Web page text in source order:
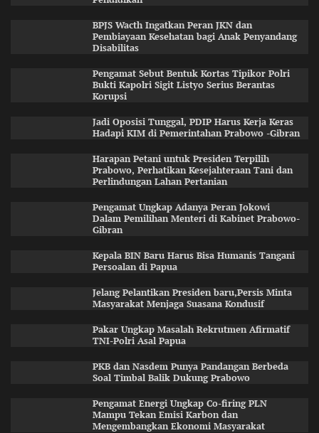
BPJS Wacth Ingatkan Peran JKN dan
Pembiayaan Kesehatan bagi Anak Penyandang
Disabilitas
Pengamat Sebut Bentuk Kortas Tipikor Polri
Bukti Kapolri Sigit Listyo Serius Berantas
Korupsi
Jadi Oposisi Tunggal, PDIP Harus Kerja Keras
Hadapi KIM di Pemerintahan Prabowo -Gibran
Harapan Petani untuk Presiden Terpilih
Prabowo, Perhatikan Kesejahteraan Tani dan
Perlindungan Lahan Pertanian
Pengamat Ungkap Adanya Peran Jokowi
Dalam Pemilihan Menteri di Kabinet Prabowo-
Gibran
Kepala BIN Baru Harus Bisa Humanis Tangani
Persoalan di Papua
Jelang Pelantikan Presiden baru,Persis Minta
Masyarakat Menjaga Suasana Kondusif
Pakar Ungkap Masalah Rekrutmen Afirmatif
TNI-Polri Asal Papua
PKB dan Nasdem Punya Pandangan Berbeda
Soal Timbal Balik Dukung Prabowo
Pengamat Energi Ungkap Co-firing PLN
Mampu Tekan Emisi Karbon dan
Mengembangkan Ekonomi Masyarakat